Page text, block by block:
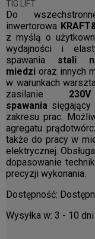
TIG LIFT
Do
inwertorowa
z myślą o
wydajności i
spawania stali
miedzi oraz innych
w warunkach
zasilanie 230V
spawania sięgający
zakresu prac.
agregatu
także do pracy w
elektrycznej.
dopasowanie
precyzji wykonania.
Dostępność:
Wysyłka w: 3 - 10 dni